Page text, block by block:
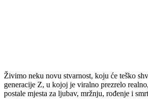
Živimo neku novu stvarnost, koju će teško
generacije Z, u kojoj je viralno prezrelo
postale mjesta za ljubav, mržnju, rođenje i